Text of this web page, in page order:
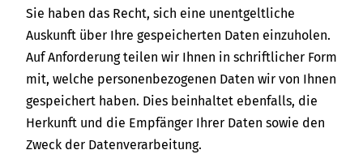
Sie haben das Recht, sich eine unentgeltliche
Auskunft über Ihre gespeicherten Daten einzuholen.
Auf Anforderung teilen wir Ihnen in schriftlicher Form
mit, welche personenbezogenen Daten wir von Ihnen
gespeichert haben. Dies beinhaltet ebenfalls, die
Herkunft und die Empfänger Ihrer Daten sowie den
Zweck der Datenverarbeitung.